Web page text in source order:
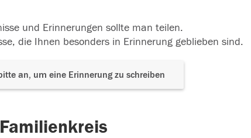
und Erinnerungen sollte man teilen.
die Ihnen besonders in Erinnerung geblieben sind.
an, um eine Erinnerung zu schreiben
Familienkreis